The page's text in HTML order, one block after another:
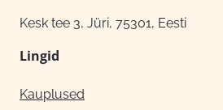
Kesk tee 3, Jüri, 75301, Eesti
Lingid
Kauplused